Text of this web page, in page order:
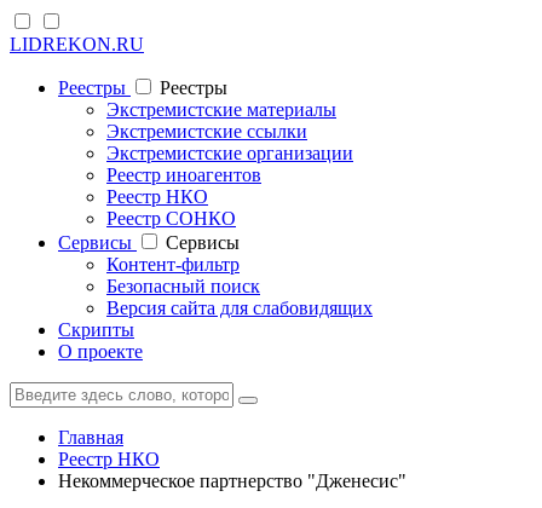
LIDREKON.RU
Реестры
Реестры
Экстремистские материалы
Экстремистские ссылки
Экстремистские организации
Реестр иноагентов
Реестр НКО
Реестр СОНКО
Cервисы
Cервисы
Контент-фильтр
Безопасный поиск
Версия сайта для слабовидящих
Скрипты
О проекте
Главная
Реестр НКО
Некоммерческое партнерство "Дженесис"